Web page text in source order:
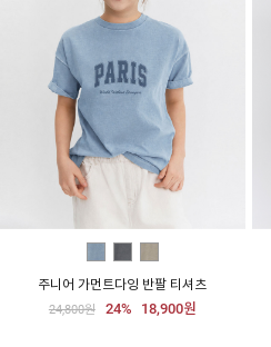
주니어 가먼트다잉 반팔 티셔츠
24,800원 24% 18,900원